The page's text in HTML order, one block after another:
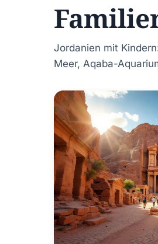
Jordanien mit
Meer, Aqaba-